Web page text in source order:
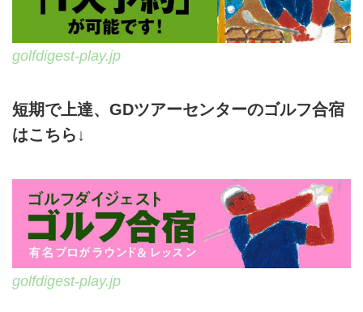
golfdigest-play.jp
短期で上達、GDツアーセンターのゴルフ合宿
はこちら↓
golfdigest-play.jp